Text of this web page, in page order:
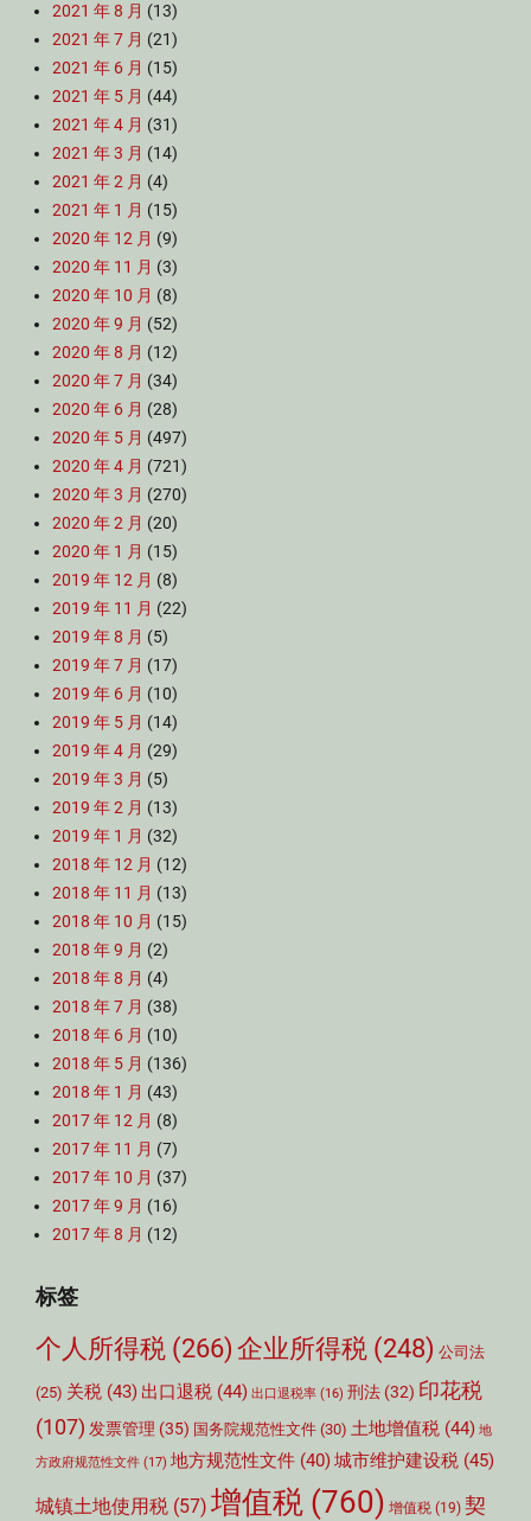
2021 年 8 月 (13)
2021 年 7 月 (21)
2021 年 6 月 (15)
2021 年 5 月 (44)
2021 年 4 月 (31)
2021 年 3 月 (14)
2021 年 2 月 (4)
2021 年 1 月 (15)
2020 年 12 月 (9)
2020 年 11 月 (3)
2020 年 10 月 (8)
2020 年 9 月 (52)
2020 年 8 月 (12)
2020 年 7 月 (34)
2020 年 6 月 (28)
2020 年 5 月 (497)
2020 年 4 月 (721)
2020 年 3 月 (270)
2020 年 2 月 (20)
2020 年 1 月 (15)
2019 年 12 月 (8)
2019 年 11 月 (22)
2019 年 8 月 (5)
2019 年 7 月 (17)
2019 年 6 月 (10)
2019 年 5 月 (14)
2019 年 4 月 (29)
2019 年 3 月 (5)
2019 年 2 月 (13)
2019 年 1 月 (32)
2018 年 12 月 (12)
2018 年 11 月 (13)
2018 年 10 月 (15)
2018 年 9 月 (2)
2018 年 8 月 (4)
2018 年 7 月 (38)
2018 年 6 月 (10)
2018 年 5 月 (136)
2018 年 1 月 (43)
2017 年 12 月 (8)
2017 年 11 月 (7)
2017 年 10 月 (37)
2017 年 9 月 (16)
2017 年 8 月 (12)
标签
个人所得税 (266) 企业所得税 (248) 公司法
(25) 关税 (43) 出口退税 (44) 出口退税率 (16) 刑法 (32) 印花税
(107) 发票管理 (35) 国务院规范性文件 (30) 土地增值税 (44) 地
方政府规范性文件 (17) 地方规范性文件 (40)城市维护建设税 (45)
城镇土地使用税 (57) 增值税 (760) 增值税 (19) 契